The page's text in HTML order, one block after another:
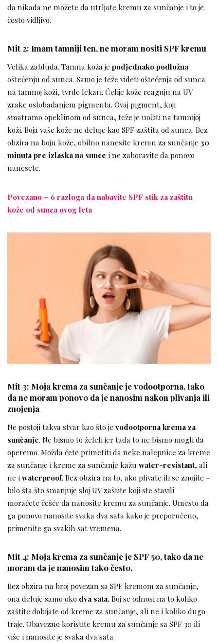
da nikada ne možete da utrljate kremu za sunčanje i to je
često vidljivo.
Mit 2: Imam tamniji ten, ne moram nositi SPF kremu
Velika zabluda. Tamna koža je podjednako podložna
oštećenju od sunca. Samo je teže videti oštećenja od sunca
na tamnoj koži, tvrde lekari. Ćelije kože reaguju na UV
zrake oslobađanjem pigmenta. Ovaj pigment, koji
smatramo opeklinom od sunca, teže je uočiti na tamnijoj
koži. Boja vaše kože ne deluje kao SPF zaštita od sunca. Bez
obzira na boju kože, obilno nanesite kremu za sunčanje 30
minuta pre izlaska na sunce i ne zaboravite da ponovo
nanesete.
Povezano – 6 razloga da nabavite SPF stik za zaštitu
kože od sunca ovog leta
Mit 3: Moja krema za sunčanje je vodootporna, tako
da ne moram ponovo da je nanosim nakon plivanja ili
znojenja
Ne postoji takva stvar kao što je vodootporna krema za
sunčanje. Ne bismo to želeli jer tada to ne bismo mogli da
operemo. Možda ćete primetiti da neke nalepnice za kreme
za sunčanje i kreme za sunčanje kažu water-resistant, ali
ne iwaterproof. Bez obzira na to, ako plivate ili se znojite –
bilo šta što smanjuje sloj UV zaštite koji ste stavili –
moraćete češće da nanosite kremu za sunčanje. Umesto da
ga ponovo nanosite svaka dva sata kako je preporučeno,
primenite ga svakih sat vremena.
Mit 4: Moja krema za sunčanje je SPF 50, tako da ne
moram da je nanosim tako često.
Bez obzira na broj povezan sa SPF kremom za sunčanje,
ona deluje samo oko dva sata.Boj se odnosi na to koliko
zaštite dobijate od kreme za sunčanje, ali ne i koliko dugo
traje. Obavezno koristite kremu za sunčanje sa SPF 30 ili
više i nanosite je svaka dva sata.